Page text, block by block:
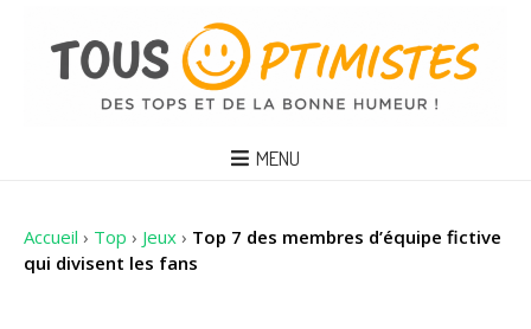
MENU
Accueil › Top › Jeux › Top 7 des membres d’équipe fictive
qui divisent les fans